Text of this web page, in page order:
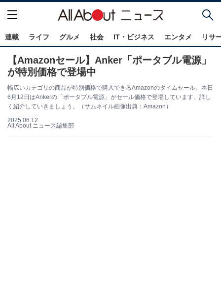
連載 ライフ グルメ 社会 IT・ビジネス エンタメ リサ
【Amazonセール】Anker「ポータブル電源」
が特別価格で登場中
幅広いカテゴリの商品が特別価格で購入できるAmazonのタイムセール。本日
6月12日はAnkerの「ポータブル電源」がセール価格で登場しています。詳し
く紹介していきましょう。（サムネイル画像出典：Amazon）
2025.06.12
All About ニュース編集部